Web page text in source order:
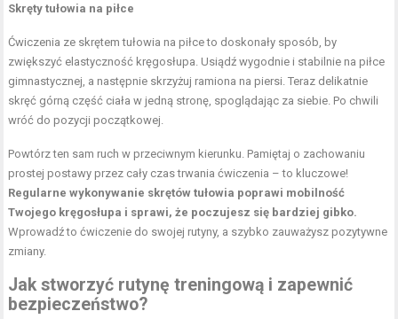
Skręty tułowia na piłce
Ćwiczenia ze skrętem tułowia na piłce to doskonały sposób, by
zwiększyć elastyczność kręgosłupa. Usiądź wygodnie i stabilnie na piłce
gimnastycznej, a następnie skrzyżuj ramiona na piersi. Teraz delikatnie
skręć górną część ciała w jedną stronę, spoglądając za siebie. Po chwili
wróć do pozycji początkowej.
Powtórz ten sam ruch w przeciwnym kierunku. Pamiętaj o zachowaniu
prostej postawy przez cały czas trwania ćwiczenia – to kluczowe!
Regularne wykonywanie skrętów tułowia poprawi mobilność
Twojego kręgosłupa i sprawi, że poczujesz się bardziej gibko.
Wprowadź to ćwiczenie do swojej rutyny, a szybko zauważysz pozytywne
zmiany.
Jak stworzyć rutynę treningową i zapewnić
bezpieczeństwo?